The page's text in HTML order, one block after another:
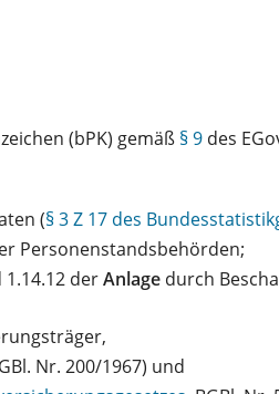
(bPK) gemäß § 9 des
(§ 3 Z 17 des
Personenstandsbehörden;
1.14.12 derAnlage durch
Nr. 200/1967) und